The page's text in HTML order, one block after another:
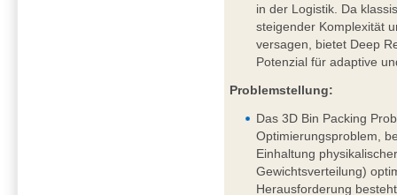
in der Logistik. Da
steigender Komplexität
versagen, bietet Deep
Potenzial für adaptive
Problemstellung:
Das 3D Bin Packing
Optimierungsproblem,
Einhaltung
Gewichtsverteilung)
Herausforderung